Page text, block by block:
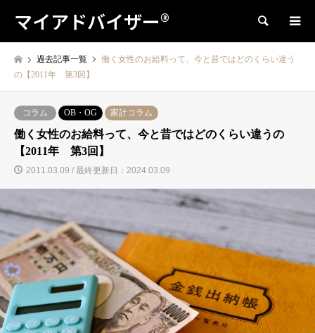
マイアドバイザー® 検索
過去記事一覧
働く女性のお給料って、今と昔ではどのくらい違う
の【2011年 第3回】
コラム OB・OG 家計コラム
働く女性のお給料って、今と昔ではどのくらい違うの
【2011年 第3回】
2011.03.09 / 最終更新日：2024.03.09